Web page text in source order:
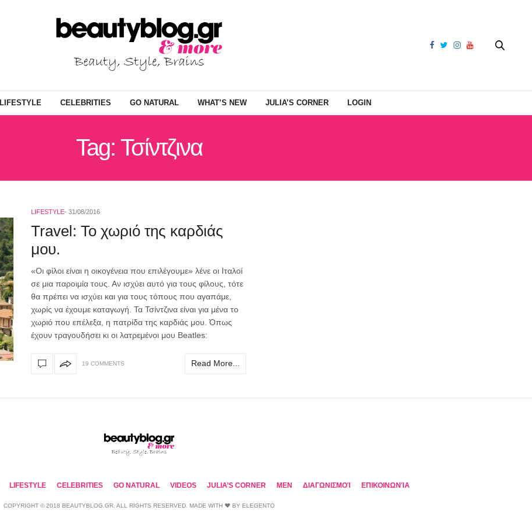
LIFESTYLE CELEBRITIES GO NATURAL WHAT’S NEW JULIA’S CORNER LOGIN
Tag: Τσίντζινα
LIFESTYLE 31/08/2016
Travel: Το χωριό της καρδιάς
μου.
«Οι φίλοι είναι η οικογένεια που επιλέγουμε» λένε οι Ιταλοί
σε μια παροιμία τους. Αν ισχύει αυτό για τους φίλους, τότε
θα πρέπει να ισχύει και για τους τόπους που αγαπάμε,
χωρίς να έχουμε καταγωγή. Τα Τσίντζινα είναι για μένα το
χωριό που επέλεξα, η πατρίδα της καρδιάς μου. Όπως
έχουν τραγουδήσει κι οι λατρεμένοι μου Beatles:
19 COMMENTS Read More...
LIFESTYLE CELEBRITIES GO NATURAL VIDEOS JULIA’S CORNER MEN ΔΙΑΓΩΝΙΣΜΟΊ ΕΠΙΚΟΙΝΩΝΊΑ
COPYRIGHT © 2018 BEAUTYBLOG.GR. ALL RIGHTS RESERVED. MADE WITH ❤ BY ELEGENTO